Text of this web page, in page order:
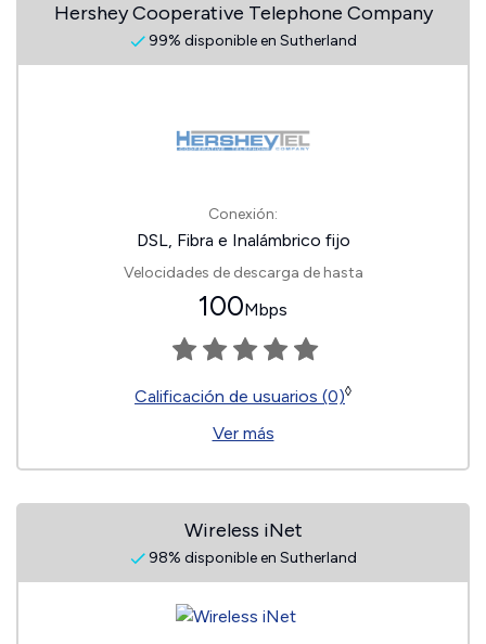
Hershey Cooperative Telephone Company
99% disponible en Sutherland
Conexión:
DSL, Fibra e Inalámbrico fijo
Velocidades de descarga de hasta
100Mbps
Calificación de usuarios (0)◊
Ver más
Wireless iNet
98% disponible en Sutherland